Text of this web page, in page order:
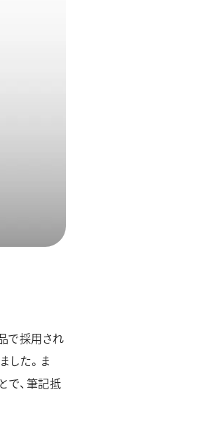
で採用され
した。ま
で、筆記抵